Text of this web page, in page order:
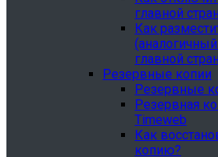
главной
Как
главной
Резервные копии
Резервные
Резервная
Timeweb
Как
копию?